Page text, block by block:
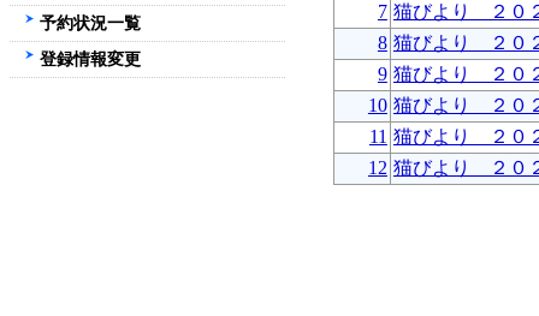
7 猫びより ２０
8 猫びより ２０
9 猫びより ２０
10 猫びより ２０
11 猫びより ２０
12 猫びより ２０
予約状況一覧
登録情報変更